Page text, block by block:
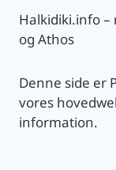
Halkidiki.info –
og Athos
Denne side er
vores
information.